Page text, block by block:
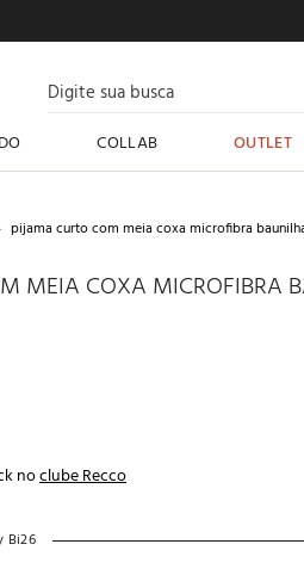
Digite sua busca
COLLAB OUTLET
pijama curto com meia coxa microfibra
MEIA COXA MICROFIBRA
noclube Recco
Bi26